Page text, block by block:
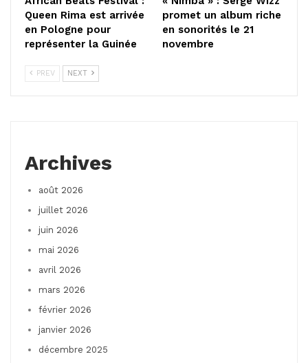
Queen Rima est arrivée
en Pologne pour
représenter la Guinée
promet un album riche
en sonorités le 21
novembre
PREV NEXT
Archives
août 2026
juillet 2026
juin 2026
mai 2026
avril 2026
mars 2026
février 2026
janvier 2026
décembre 2025